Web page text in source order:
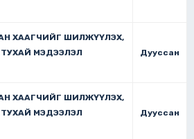
ХААГЧИЙГ ШИЛЖҮҮЛЭХ,
МЭДЭЭЛЭЛ
Дууссан
ХААГЧИЙГ ШИЛЖҮҮЛЭХ,
МЭДЭЭЛЭЛ
Дууссан